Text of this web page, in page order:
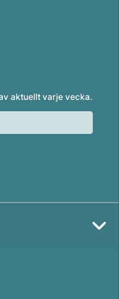
aktuellt varje vecka.